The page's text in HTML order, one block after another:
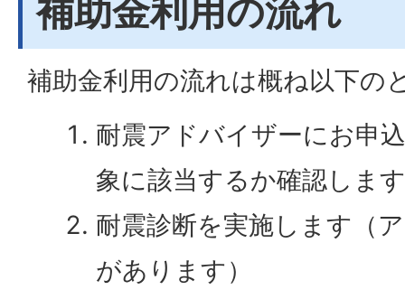
補助金利用の流れ
補助金利用の流れは概ね以下の
耐震アドバイザーにお申
象に該当するか確認します
耐震診断を実施します（
があります）